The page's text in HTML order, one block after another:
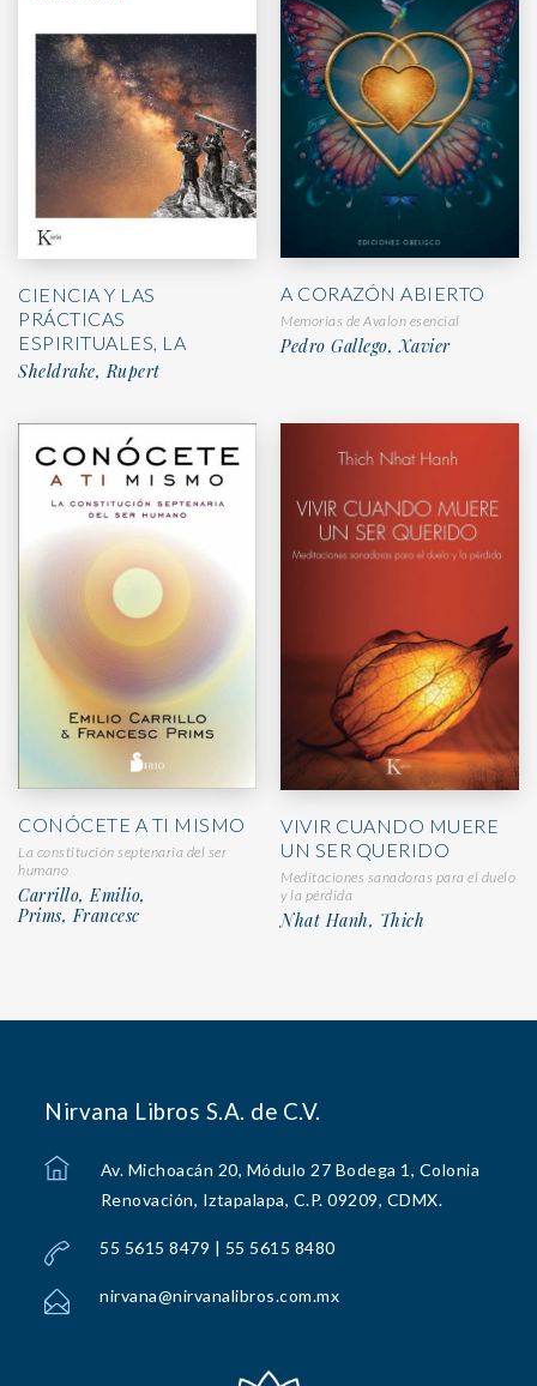
CIENCIA Y LAS
PRÁCTICAS
ESPIRITUALES, LA
Sheldrake, Rupert
A CORAZÓN ABIERTO
Memorias de Avalon esencial
Pedro Gallego, Xavier
CONÓCETE A TI MISMO
La constitución septenaria del ser
humano
Carrillo, Emilio,
Prims, Francesc
VIVIR CUANDO MUERE
UN SER QUERIDO
Meditaciones sanadoras para el duelo
y la pérdida
Nhat Hanh, Thich
Nirvana Libros S.A. de C.V.
Av. Michoacán 20, Módulo 27 Bodega 1, Colonia
Renovación, Iztapalapa, C.P. 09209, CDMX.
55 5615 8479 | 55 5615 8480
nirvana@nirvanalibros.com.mx